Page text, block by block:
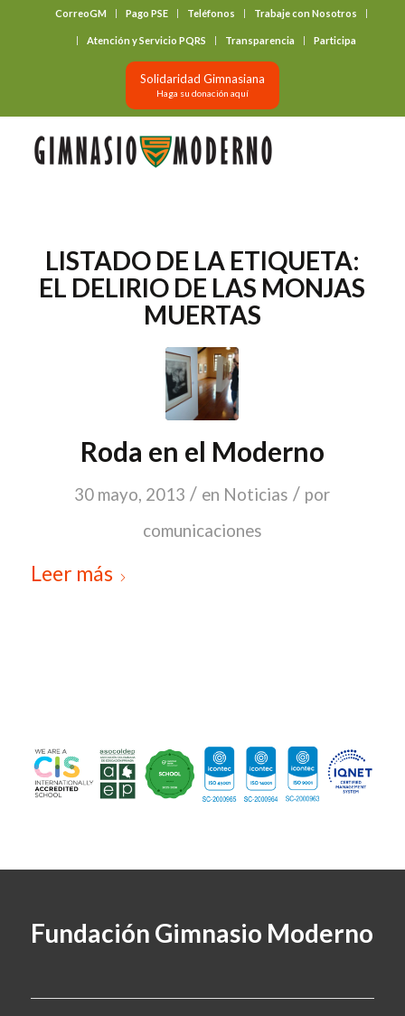
CorreoGM Pago PSE Teléfonos Trabaje con Nosotros
Atención y Servicio PQRS Transparencia Participa
Solidaridad Gimnasiana
Haga su donación aquí
LISTADO DE LA ETIQUETA:
EL DELIRIO DE LAS MONJAS
MUERTAS
Roda en el Moderno
30 mayo, 2013 / en Noticias / por
comunicaciones
Leer más
Fundación Gimnasio Moderno